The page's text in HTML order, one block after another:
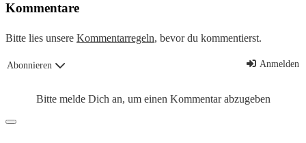
Kommentare
Bitte lies unsere Kommentarregeln, bevor du kommentierst.
Abonnieren Anmelden
Bitte melde Dich an, um einen Kommentar abzugeben